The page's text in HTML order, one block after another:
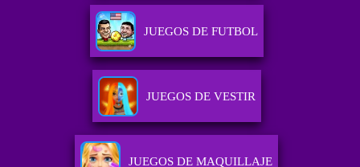
JUEGOS DE FUTBOL
JUEGOS DE VESTIR
JUEGOS DE MAQUILLAJE